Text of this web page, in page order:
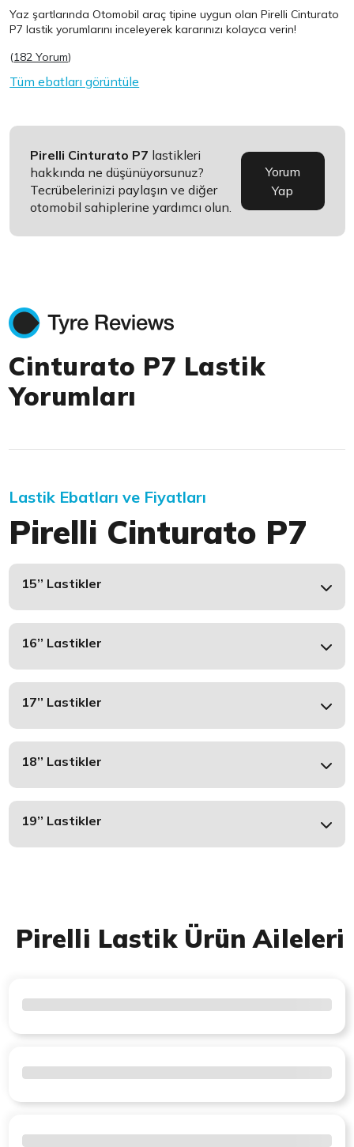
Yaz şartlarında Otomobil araç tipine uygun olanPirelli Cinturato
P7 lastik yorumlarını inceleyerek kararınızı kolayca verin!
(182 Yorum)
Tüm ebatları görüntüle
Pirelli Cinturato P7 lastikleri
hakkında ne düşünüyorsunuz?
Tecrübelerinizi paylaşın ve diğer
otomobil sahiplerine yardımcı olun.
Yorum
Yap
Cinturato P7 Lastik
Yorumları
Lastik Ebatları ve Fiyatları
Pirelli Cinturato P7
15’’ Lastikler
16’’ Lastikler
17’’ Lastikler
18’’ Lastikler
19’’ Lastikler
Pirelli Lastik Ürün Aileleri